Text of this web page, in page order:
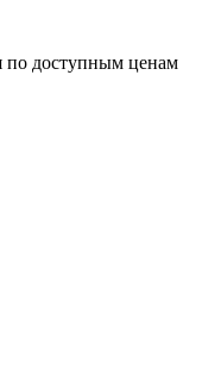
по доступным ценам